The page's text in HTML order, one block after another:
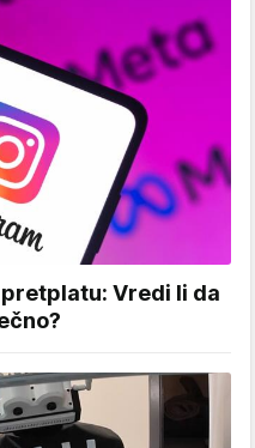
Vredi li da